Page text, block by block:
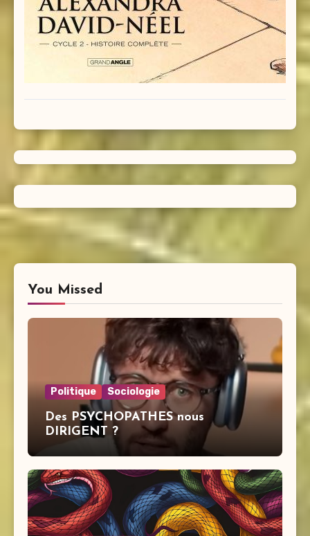
You Missed
Politique Sociologie
Des PSYCHOPATHES nous
DIRIGENT ?